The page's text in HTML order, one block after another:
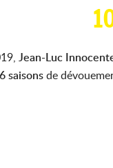
Jean-Luc
6 saisonsde